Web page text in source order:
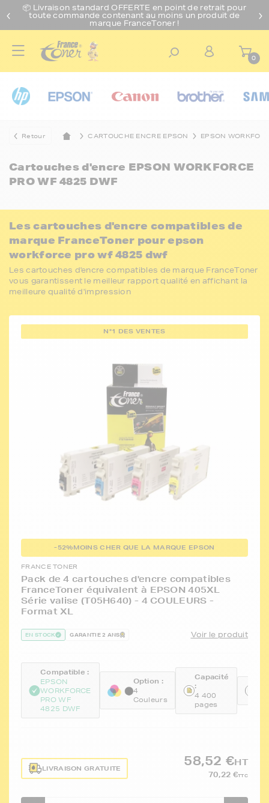
📦 Livraison standard OFFERTE en point de retrait pour
toute commande contenant au moins un produit de
marque FranceToner !
0
Retour CARTOUCHE ENCRE EPSON EPSON
Cartouches d'encre EPSON WORKFORCE
PRO WF 4825 DWF
Les cartouches d'encre compatibles de
marque FranceToner pour epson
workforce pro wf 4825 dwf
Les cartouches d'encre compatibles de marque FranceToner
vous garantissent le meilleur rapport qualité en affichant la
meilleure qualité d'impression
N°1 DES VENTES
-52%MOINS CHER QUE LA MARQUE EPSON
FRANCE TONER
Pack de 4 cartouches d'encre compatibles
FranceToner équivalent à EPSON 405XL
Série valise (T05H640) - 4 COULEURS -
Format XL
EN STOCK GARANTIE 2 ANS Voir le produit
Compatible :
EPSON
WORKFORCE
PRO WF
4825 DWF
Option :
4
Couleurs
Capacité
:
4 400
pages
LIVRAISON GRATUITE
58,52 €HT
70,22 €TTC